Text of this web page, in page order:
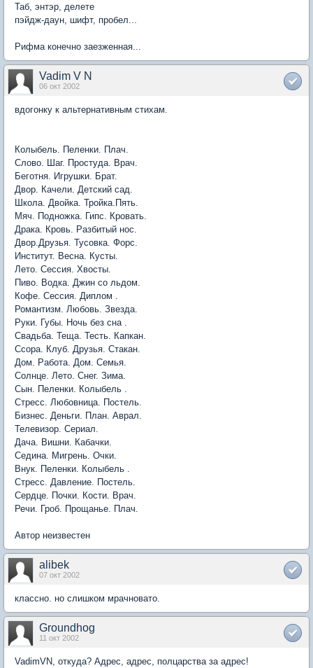
Таб, энтэр, делете
пэйдж-даун, шифт, пробел...
Рифма конечно заезженная...
Vadim V N
06 окт 2002
вдогонку к альтернативным стихам.
Колыбель. Пеленки. Плач.
Слово. Шаг. Простуда. Врач.
Беготня. Игрушки. Брат.
Двор. Качели. Детский сад.
Школа. Двойка. Тройка.Пять.
Мяч. Подножка. Гипс. Кровать.
Драка. Кровь. Разбитый нос.
Двор.Друзья. Тусовка. Форс.
Институт. Весна. Кусты.
Лето. Сессия. Хвосты.
Пиво. Водка. Джин со льдом.
Кофе. Сессия. Диплом .
Романтизм. Любовь. Звезда.
Руки. Губы. Ночь без сна .
Свадьба. Теща. Тесть. Капкан.
Ссора. Клуб. Друзья. Стакан.
Дом. Работа. Дом. Семья.
Солнце. Лето. Снег. Зима.
Сын. Пеленки. Колыбель .
Стресс. Любовница. Постель.
Бизнес. Деньги. План. Аврал.
Телевизор. Сериал.
Дача. Вишни. Кабачки.
Седина. Мигрень. Очки.
Внук. Пеленки. Колыбель .
Стресс. Давление. Постель.
Сердце. Почки. Кости. Врач.
Речи. Гроб. Прощанье. Плач.
Автор неизвестен
alibek
07 окт 2002
классно. но слишком мрачновато.
Groundhog
11 окт 2002
VadimVN, откуда? Адрес, адрес, полцарства за адрес!